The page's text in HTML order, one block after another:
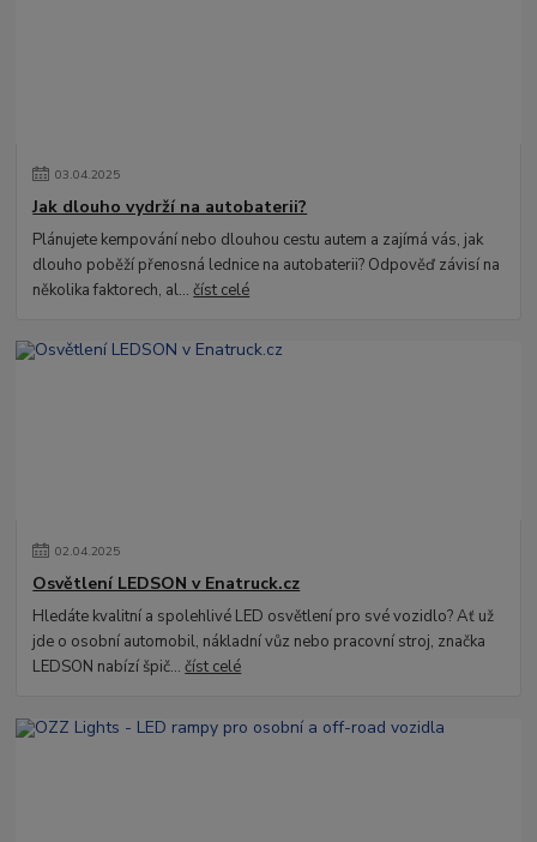
03.04.2025
Jak dlouho vydrží na autobaterii?
Plánujete kempování nebo dlouhou cestu autem a zajímá vás, jak
dlouho poběží přenosná lednice na autobaterii? Odpověď závisí na
několika faktorech, al...číst celé
02.04.2025
Osvětlení LEDSON v Enatruck.cz
Hledáte kvalitní a spolehlivé LED osvětlení pro své vozidlo? Ať už
jde o osobní automobil, nákladní vůz nebo pracovní stroj, značka
LEDSON nabízí špič...číst celé